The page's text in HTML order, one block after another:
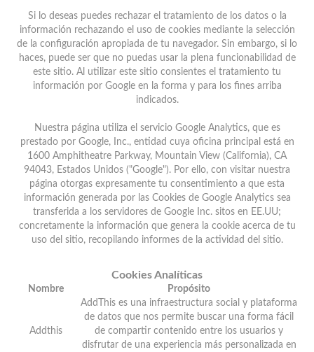
Si lo deseas puedes rechazar el tratamiento de los datos o la
información rechazando el uso de cookies mediante la selección
de la configuración apropiada de tu navegador. Sin embargo, si lo
haces, puede ser que no puedas usar la plena funcionabilidad de
este sitio. Al utilizar este sitio consientes el tratamiento tu
información por Google en la forma y para los fines arriba
indicados.
Nuestra página utiliza el servicio Google Analytics, que es
prestado por Google, Inc., entidad cuya oficina principal está en
1600 Amphitheatre Parkway, Mountain View (California), CA
94043, Estados Unidos ("Google"). Por ello, con visitar nuestra
página otorgas expresamente tu consentimiento a que esta
información generada por las Cookies de Google Analytics sea
transferida a los servidores de Google Inc. sitos en EE.UU;
concretamente la información que genera la cookie acerca de tu
uso del sitio, recopilando informes de la actividad del sitio.
Cookies Analíticas
Nombre Propósito
Addthis
AddThis es una infraestructura social y plataforma
de datos que nos permite buscar una forma fácil
de compartir contenido entre los usuarios y
disfrutar de una experiencia más personalizada en